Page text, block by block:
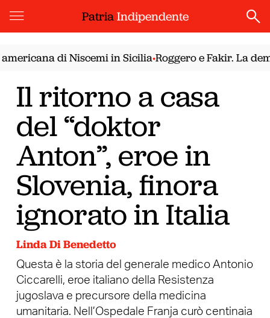
PatriaIndipendente
di Niscemi in Sicilia•Roggero e Fakir. La
Il ritorno a casa
del “doktor
Anton”, eroe in
Slovenia, finora
ignorato in Italia
Linda Di Benedetto
Questa è la storia del generale medico Antonio
Ciccarelli, eroe italiano della Resistenza
jugoslava e precursore della medicina
umanitaria. Nell’Ospedale Franja curò centinaia